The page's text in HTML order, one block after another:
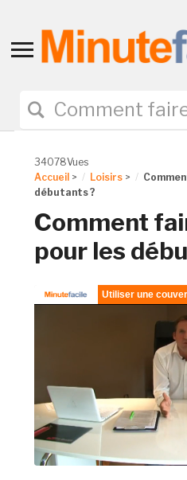
Toggle
navigation
34078Vues
Accueil > Loisirs >
débutants ?
Comment
pour les